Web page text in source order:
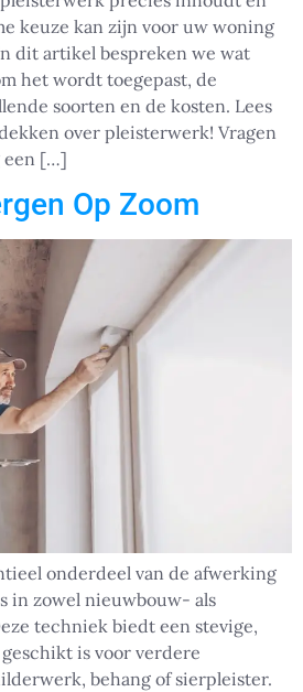
keuze kan zijn voor uw woning
dit artikel bespreken we wat
het wordt toegepast, de
soorten en de kosten. Lees
over pleisterwerk! Vragen
een […]
Op Zoom
onderdeel van de afwerking
in zowel nieuwbouw- als
techniek biedt een stevige,
is voor verdere
behang of sierpleister.